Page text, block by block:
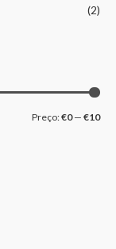
(2)
Preço:€0— €10